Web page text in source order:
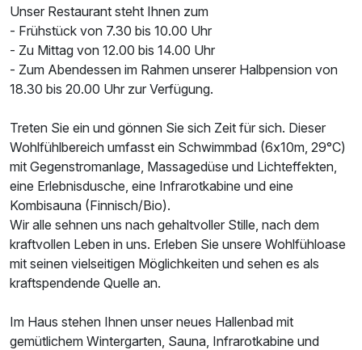
Ausstattung
Für 7 Tage
Unser Restaurant steht Ihnen zum
- Frühstück von 7.30 bis 10.00 Uhr
- Zu Mittag von 12.00 bis 14.00 Uhr
- Zum Abendessen im Rahmen unserer Halbpension von
18.30 bis 20.00 Uhr zur Verfügung.
Treten Sie ein und gönnen Sie sich Zeit für sich. Dieser
Wohlfühlbereich umfasst ein Schwimmbad (6x10m, 29°C)
mit Gegenstromanlage, Massagedüse und Lichteffekten,
eine Erlebnisdusche, eine Infrarotkabine und eine
Kombisauna (Finnisch/Bio).
Wir alle sehnen uns nach gehaltvoller Stille, nach dem
kraftvollen Leben in uns. Erleben Sie unsere Wohlfühloase
mit seinen vielseitigen Möglichkeiten und sehen es als
kraftspendende Quelle an.
Im Haus stehen Ihnen unser neues Hallenbad mit
gemütlichem Wintergarten, Sauna, Infrarotkabine und